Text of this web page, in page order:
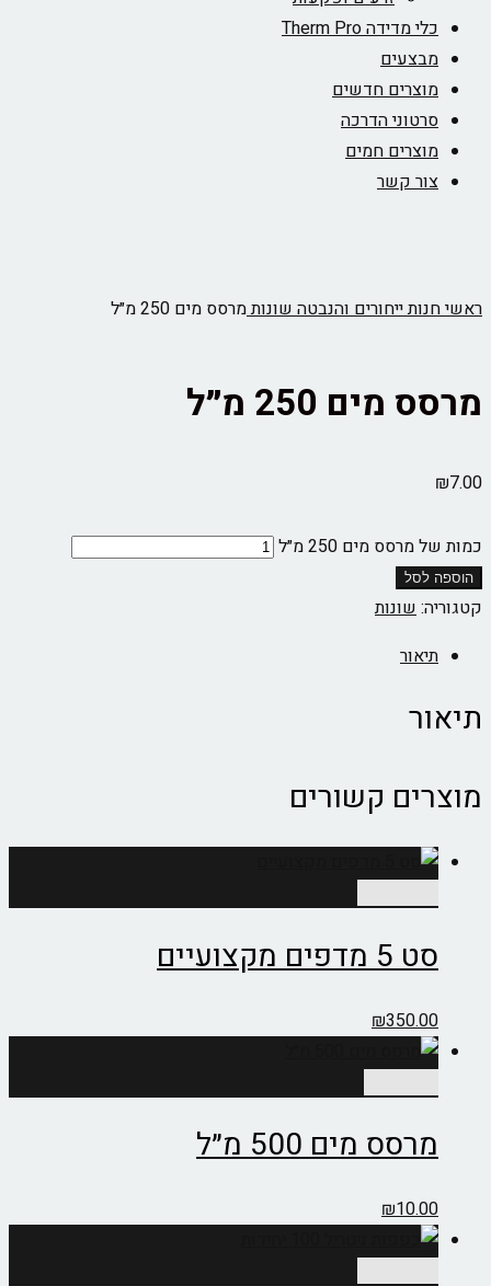
כלי מדידה Therm Pro
מבצעים
מוצרים חדשים
סרטוני הדרכה
מוצרים חמים
צור קשר
ראשיחנותייחורים והנבטהשונותמרסס מים 250 מ״ל
מרסס מים 250 מ״ל
₪7.00
כמות של מרסס מים 250 מ״ל
הוספה לסל
קטגוריה: שונות
תיאור
תיאור
מוצרים קשורים
סט 5 מדפים מקצועיים
₪350.00
מרסס מים 500 מ״ל
₪10.00